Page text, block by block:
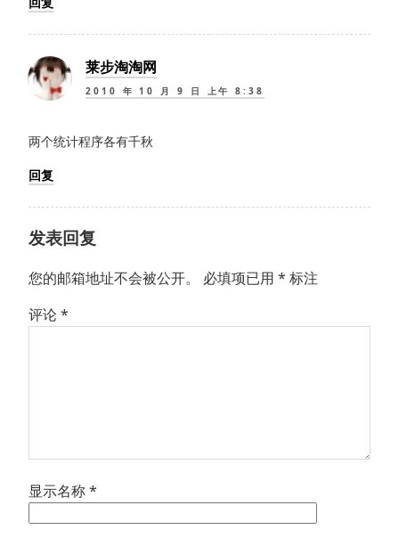
莱步淘淘网
2010 年 10 月 9 日 上午 8:38
两个统计程序各有千秋
回复
发表回复
您的邮箱地址不会被公开。 必填项已用 * 标注
评论*
显示名称*